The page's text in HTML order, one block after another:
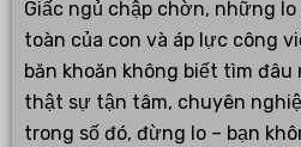
Giấc ngủ chập chờn, những
toàn của con và áp lực công
băn khoăn không biết tìm
thật sự tận tâm, chuyên
trong số đó, đừng lo – bạn